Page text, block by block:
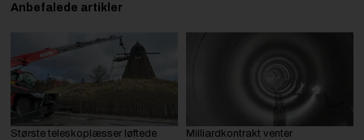
Anbefalede artikler
Største teleskoplæsser løftede
Milliardkontrakt venter